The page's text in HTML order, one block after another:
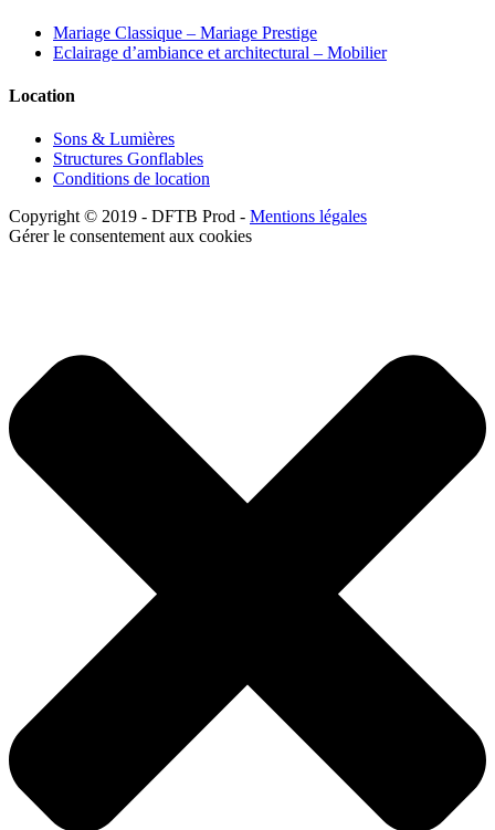
Mariage Classique – Mariage Prestige
Eclairage d’ambiance et architectural – Mobilier
Location
Sons & Lumières
Structures Gonflables
Conditions de location
Copyright © 2019 - DFTB Prod - Mentions légales
Gérer le consentement aux cookies